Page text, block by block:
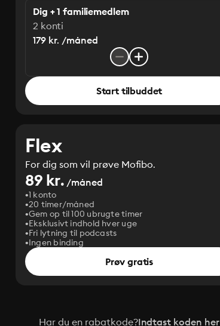
Dig + 1 familiemedlem
2 konti
179 kr. /måned
Start tilbuddet
Flex
For dig som vil prøve Mofibo.
89 kr. /måned
1 konto
20 timer/måned
Gem op til 100 ubrugte timer
Eksklusivt indhold hver uge
Fri lytning til podcasts
Ingen binding
Prøv gratis
Har du en rabatkode?Indtast koden her